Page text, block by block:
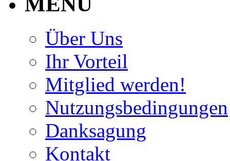
Über Uns
Ihr Vorteil
Mitglied werden!
Nutzungsbedingungen
Danksagung
Kontakt